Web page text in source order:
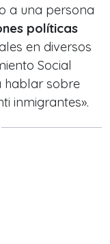
a una persona
políticas
en diversos
Social
hablar sobre
inmigrantes».